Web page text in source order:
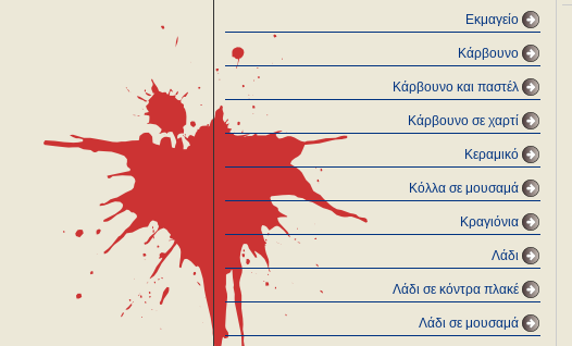
Εκμαγείο
Κάρβουνο
Κάρβουνο και παστέλ
Κάρβουνο σε χαρτί
Κεραμικό
Κόλλα σε μουσαμά
Κραγιόνια
Λάδι
Λάδι σε κόντρα πλακέ
Λάδι σε μουσαμά